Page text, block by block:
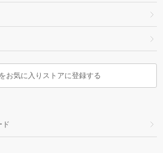
お気に入りストアに登録する
ド